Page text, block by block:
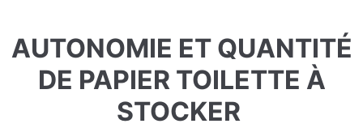
AUTONOMIE ET QUANTITÉ
DE PAPIER TOILETTE À
STOCKER